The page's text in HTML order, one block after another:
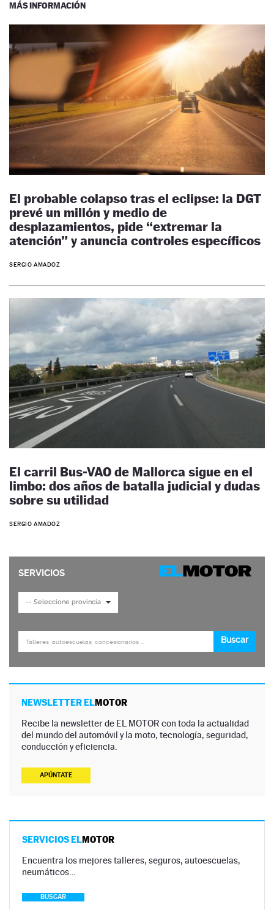
MÁS INFORMACIÓN
El probable colapso tras el eclipse: la DGT
prevé un millón y medio de
desplazamientos, pide “extremar la
atención” y anuncia controles específicos
SERGIO AMADOZ
El carril Bus-VAO de Mallorca sigue en el
limbo: dos años de batalla judicial y dudas
sobre su utilidad
SERGIO AMADOZ
NEWSLETTER ELMOTOR
Recibe la newsletter de EL MOTOR con toda la actualidad
del mundo del automóvil y la moto, tecnología, seguridad,
conducción y eficiencia.
APÚNTATE
SERVICIOS ELMOTOR
Encuentra los mejores talleres, seguros, autoescuelas,
neumáticos…
BUSCAR